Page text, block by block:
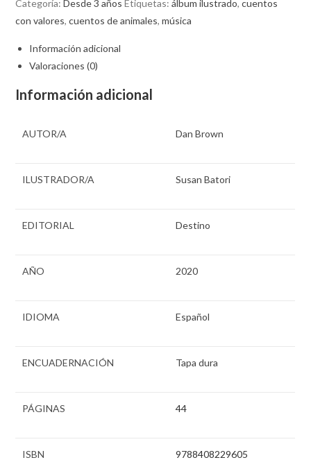
Categoría:Desde 3 años Etiquetas:álbum ilustrado,cuentos
con valores,cuentos de animales,música
Información adicional
Valoraciones (0)
Información adicional
AUTOR/A Dan Brown
ILUSTRADOR/A Susan Batori
EDITORIAL Destino
AÑO 2020
IDIOMA Español
ENCUADERNACIÓN Tapa dura
PÁGINAS 44
ISBN 9788408229605